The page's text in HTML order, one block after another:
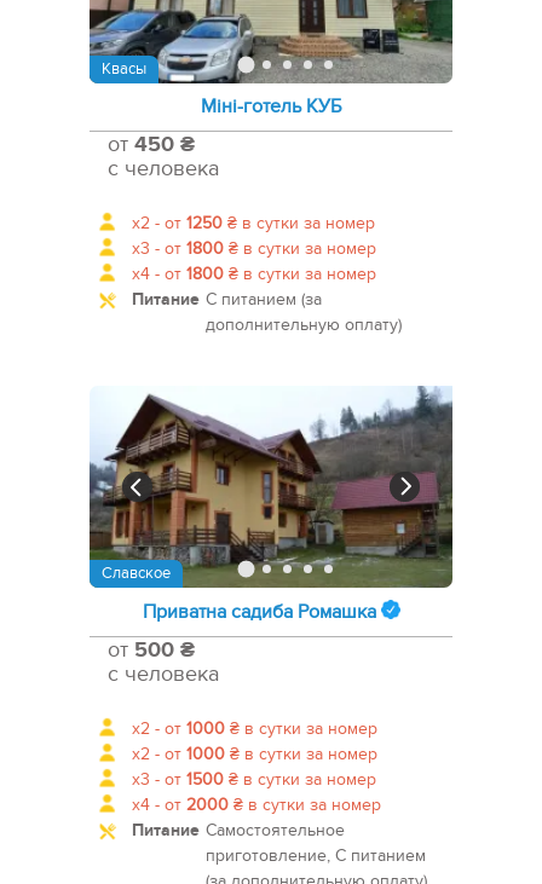
Квасы
Міні-готель КУБ
от 450 ₴
с человека
x2 - от 1250 ₴ в сутки за номер
x3 - от 1800 ₴ в сутки за номер
x4 - от 1800 ₴ в сутки за номер
Питание С питанием (за
дополнительную оплату)
Славское
Приватна садиба Ромашка
от 500 ₴
с человека
x2 - от 1000 ₴ в сутки за номер
x2 - от 1000 ₴ в сутки за номер
x3 - от 1500 ₴ в сутки за номер
x4 - от 2000 ₴ в сутки за номер
Питание Самостоятельное
приготовление, С питанием